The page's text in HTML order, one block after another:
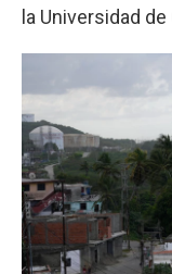
la Universidad